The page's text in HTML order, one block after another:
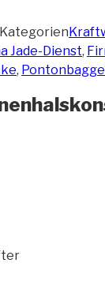
Kategorien
Jade-Dienst,
,